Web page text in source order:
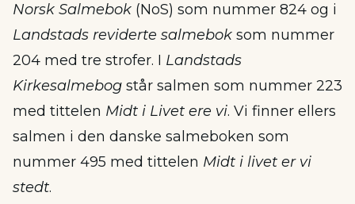
Norsk Salmebok (NoS) som nummer 824 og i
Landstads reviderte salmebok som nummer
204 med tre strofer. I Landstads
Kirkesalmebog står salmen som nummer 223
med tittelen Midt i Livet ere vi. Vi finner ellers
salmen i den danske salmeboken som
nummer 495 med tittelen Midt i livet er vi
stedt.